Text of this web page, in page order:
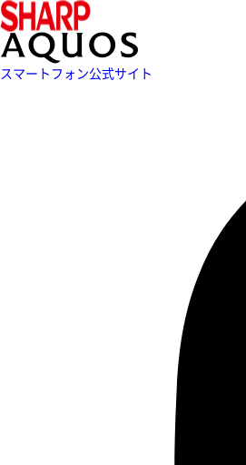
スマートフォン公式サイト